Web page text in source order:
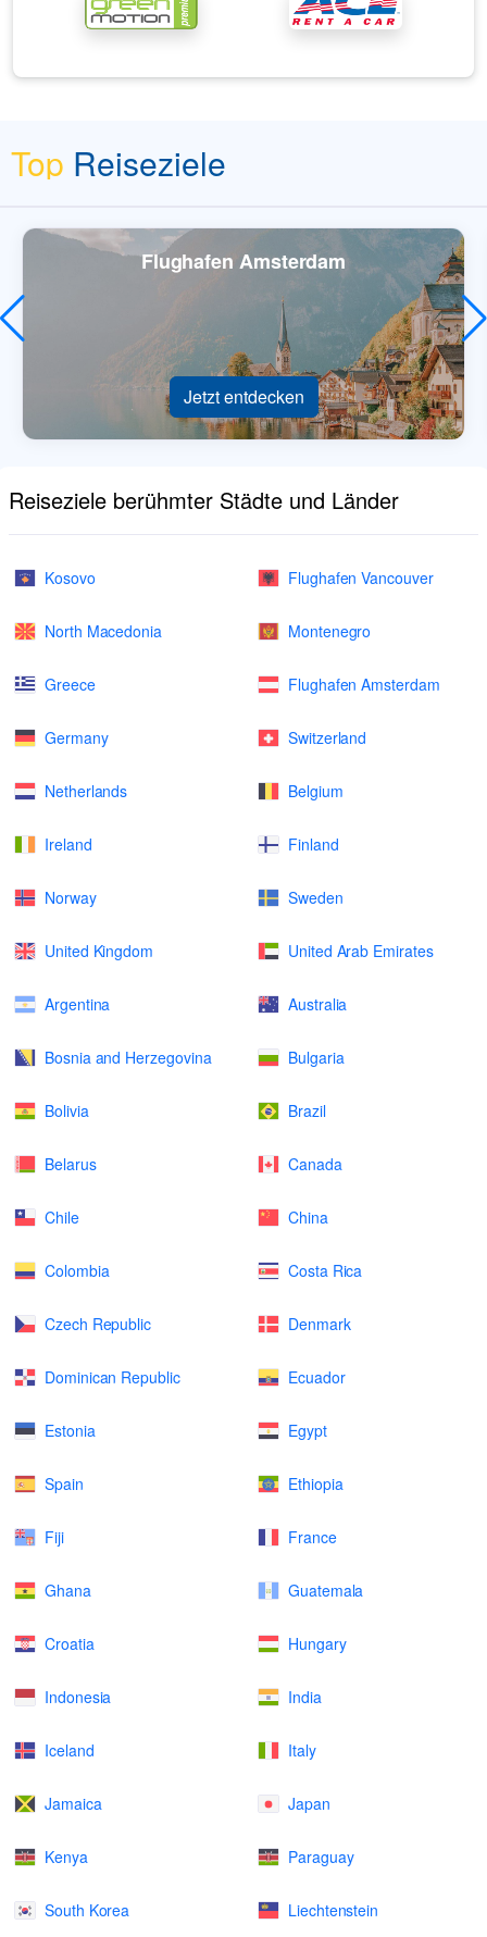
Top Reiseziele
Flughafen Amsterdam
Jetzt entdecken
Reiseziele berühmter Städte und Länder
Kosovo Flughafen Vancouver
North Macedonia Montenegro
Greece Flughafen Amsterdam
Germany Switzerland
Netherlands Belgium
Ireland Finland
Norway Sweden
United Kingdom United Arab Emirates
Argentina Australia
Bosnia and Herzegovina Bulgaria
Bolivia Brazil
Belarus Canada
Chile China
Colombia Costa Rica
Czech Republic Denmark
Dominican Republic Ecuador
Estonia Egypt
Spain Ethiopia
Fiji France
Ghana Guatemala
Croatia Hungary
Indonesia India
Iceland Italy
Jamaica Japan
Kenya Paraguay
South Korea Liechtenstein